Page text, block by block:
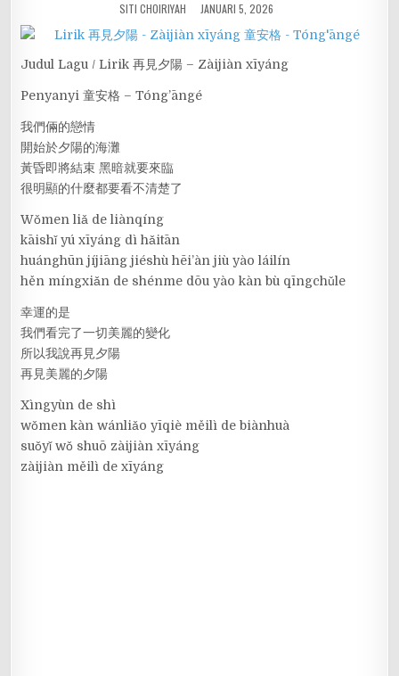
SITI CHOIRIYAH JANUARI 5, 2026
Judul Lagu / Lirik 再見夕陽 – Zàijiàn xīyáng
Penyanyi 童安格 – Tóng’āngé
我們倆的戀情
開始於夕陽的海灘
黃昏即將結束 黑暗就要來臨
很明顯的什麼都要看不清楚了
Wǒmen liǎ de liànqíng
kāishǐ yú xīyáng dì hǎitān
huánghūn jíjiāng jiéshù hēi’àn jiù yào láilín
hěn míngxiǎn de shénme dōu yào kàn bù qīngchǔle
幸運的是
我們看完了一切美麗的變化
所以我說再見夕陽
再見美麗的夕陽
Xìngyùn de shì
wǒmen kàn wánliǎo yīqiè měilì de biànhuà
suǒyǐ wǒ shuō zàijiàn xīyáng
zàijiàn měilì de xīyáng